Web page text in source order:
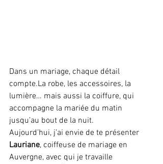
Dans un mariage, chaque détail
compte.La robe, les accessoires, la
lumière… mais aussi la coiffure, qui
accompagne la mariée du matin
jusqu’au bout de la nuit.
Aujourd’hui, j’ai envie de te présenter
Lauriane, coiffeuse de mariage en
Auvergne, avec qui je travaille